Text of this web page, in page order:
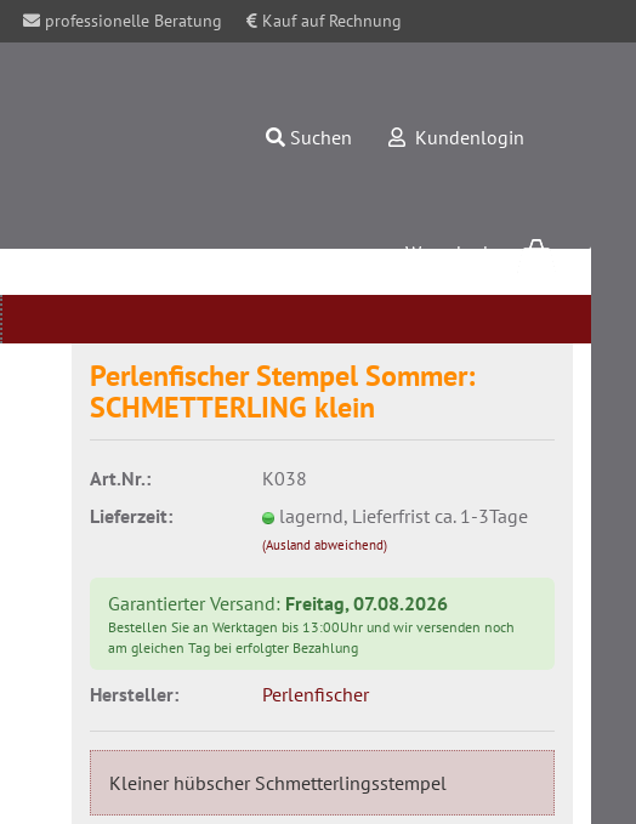
professionelle Beratung
Kauf auf Rechnung
Suchen Kundenlogin
Warenkorb
Perlenfischer Stempel Sommer:
SCHMETTERLING klein
Art.Nr.:
K038
Lieferzeit:
lagernd, Lieferfrist ca. 1-3Tage
(Ausland abweichend)
Garantierter Versand: Freitag, 07.08.2026
Bestellen Sie an Werktagen bis 13:00Uhr und wir versenden noch
am gleichen Tag bei erfolgter Bezahlung
Hersteller: Perlenfischer
Kleiner hübscher Schmetterlingsstempel